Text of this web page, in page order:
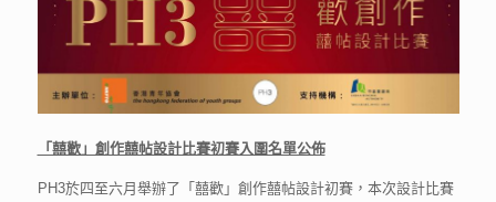
「囍歡」創作囍帖設計比賽初賽入圍名單公佈
PH3於四至六月舉辦了「囍歡」創作囍帖設計初賽，本次設計比賽